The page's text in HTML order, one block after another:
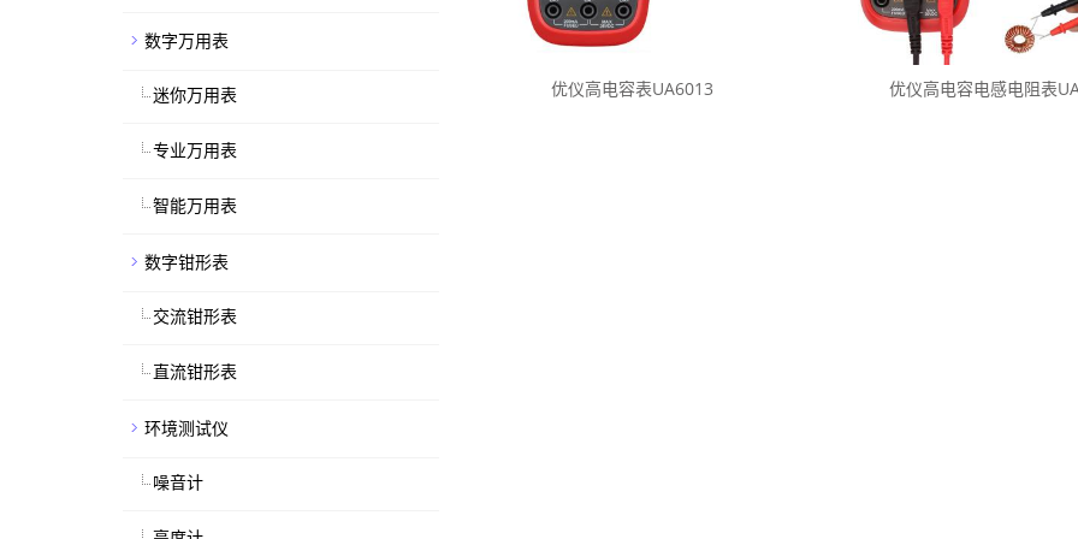
优仪高电容表UA6013 优仪高电容电感电阻表
数字万用表
迷你万用表
专业万用表
智能万用表
数字钳形表
交流钳形表
直流钳形表
环境测试仪
噪音计